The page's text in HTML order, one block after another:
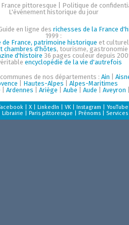
France pittoresque
Politique de
L'événement historique du jour
en ligne des richesses de la France
1999 :
de France, patrimoine historique et
chambres d'hôtes, tourisme, gastronomie
d'histoire 36 pages couleur depuis
encyclopédie de la vie d'autrefois
de nos départements :Ain |
Hautes-Alpes
Alpes-Maritimes
|Ardennes |Ariège |Aube |Aude |Aveyron
|X |LinkedIn |VK |Instagram |YouTube
|Librairie |Paris pittoresque |Prénoms Services